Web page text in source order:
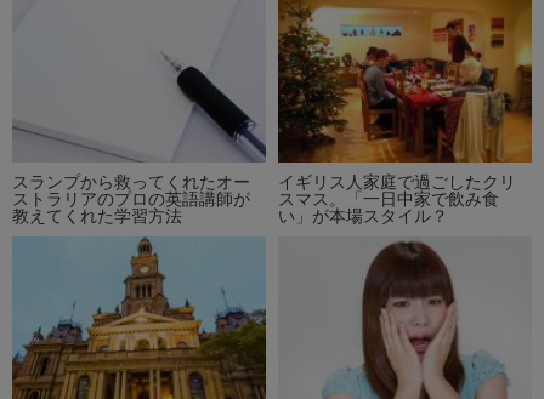
スランプから救ってくれたオー
ストラリアのプロの英語講師が
教えてくれた学習方法
イギリス人家庭で過ごしたクリ
スマス。「一日中家で飲み食
い」が本場スタイル？